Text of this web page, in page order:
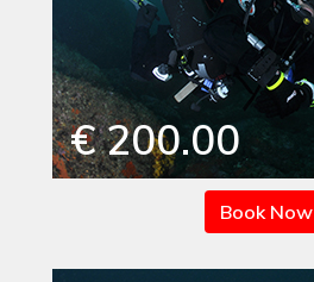
€ 200.00
Book Now